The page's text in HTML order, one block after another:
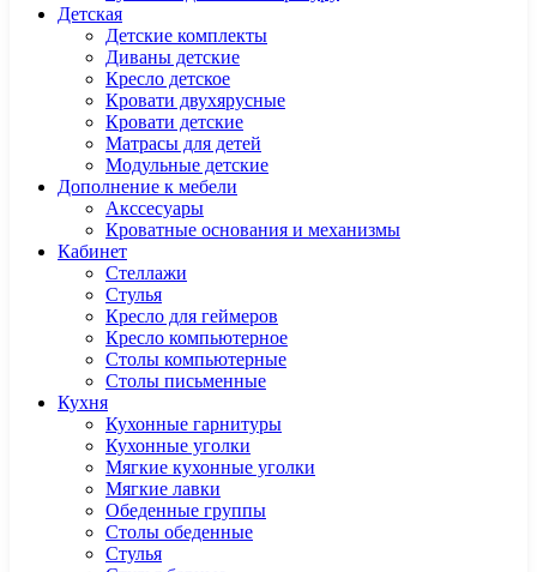
Детская
Детские комплекты
Диваны детские
Кресло детское
Кровати двухярусные
Кровати детские
Матрасы для детей
Модульные детские
Дополнение к мебели
Акссесуары
Кроватные основания и механизмы
Кабинет
Cтеллажи
Cтулья
Кресло для геймеров
Кресло компьютерное
Столы компьютерные
Столы письменные
Кухня
Кухонные гарнитуры
Кухонные уголки
Мягкие кухонные уголки
Мягкие лавки
Обеденные группы
Столы обеденные
Стулья